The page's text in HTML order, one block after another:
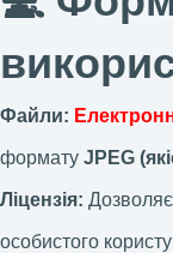
Файли:
формату JPEG
Ліцензія:
особистого